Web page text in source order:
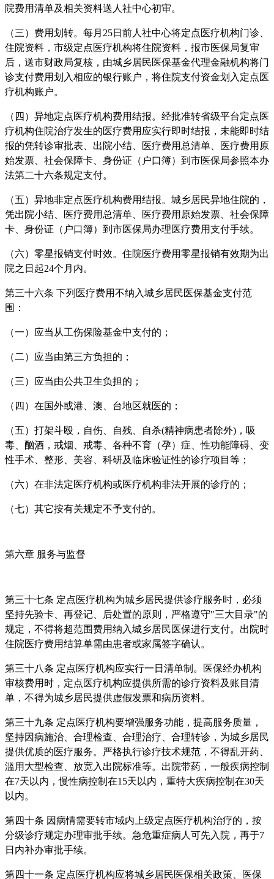
院费用清单及相关资料送人社中心初审。
（三）费用划转。每月25日前人社中心将定点医疗机构门诊、
住院资料，市级定点医疗机构将住院资料，报市医保局复审
后，送市财政局复核，由城乡居民医保基金代理金融机构将门
诊支付费用划入相应的银行账户，将住院支付资金划入定点医
疗机构账户。
（四）异地定点医疗机构费用结报。经批准转省级平台定点医
疗机构住院治疗发生的医疗费用应实行即时结报，未能即时结
报的凭转诊审批表、出院小结、医疗费用总清单、医疗费用原
始发票、社会保障卡、身份证（户口簿）到市医保局参照本办
法第二十六条规定支付。
（五）异地非定点医疗机构费用结报。城乡居民异地住院的，
凭出院小结、医疗费用总清单、医疗费用原始发票、社会保障
卡、身份证（户口簿）到市医保局办理医疗费用支付手续。
（六）零星报销支付时效。住院医疗费用零星报销有效期为出
院之日起24个月内。
第三十六条 下列医疗费用不纳入城乡居民医保基金支付范
围：
（一）应当从工伤保险基金中支付的；
（二）应当由第三方负担的；
（三）应当由公共卫生负担的；
（四）在国外或港、澳、台地区就医的；
（五）打架斗殴，自伤、自残、自杀(精神病患者除外)，吸
毒、酗酒，戒烟、戒毒、各种不育（孕）症、性功能障碍、变
性手术、整形、美容、科研及临床验证性的诊疗项目等；
（六）在非法定医疗机构或医疗机构非法开展的诊疗的；
（七）其它按有关规定不予支付的。
第六章 服务与监督
第三十七条 定点医疗机构为城乡居民提供诊疗服务时，必须
坚持先验卡、再登记、后处置的原则，严格遵守"三大目录"的
规定，不得将超范围费用纳入城乡居民医保进行支付。出院时
住院医疗费用结算单需由患者或家属签字确认。
第三十八条 定点医疗机构应实行一日清单制。医保经办机构
审核费用时，定点医疗机构应提供所需的诊疗资料及账目清
单，不得为城乡居民提供虚假发票和病历资料。
第三十九条 定点医疗机构要增强服务功能，提高服务质量，
坚持因病施治、合理检查、合理治疗、合理转诊，为城乡居民
提供优质的医疗服务。严格执行诊疗技术规范，不得乱开药、
滥用大型检查、放宽入出院标准等。出院带药，一般疾病控制
在7天以内，慢性病控制在15天以内，重特大疾病控制在30天
以内。
第四十条 因病情需要转市域内上级定点医疗机构治疗的，按
分级诊疗规定办理审批手续。急危重症病人可先入院，再于7
日内补办审批手续。
第四十一条 定点医疗机构应将城乡居民医保相关政策、医保